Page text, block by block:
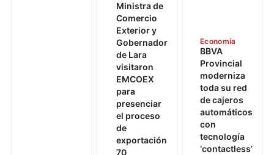
Ministra de
Comercio
Exterior y
Gobernador
de Lara
visitaron
EMCOEX
para
presenciar
el proceso
de
exportación
70
Economía
BBVA
Provincial
moderniza
toda su red
de cajeros
automáticos
con
tecnología
‘contactless’